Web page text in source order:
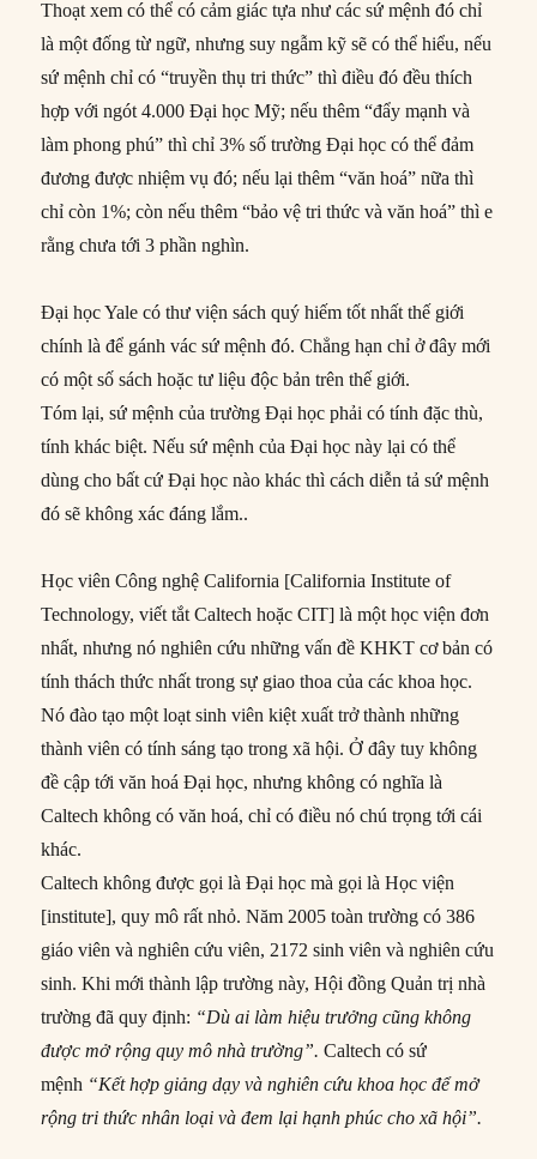
Thoạt xem có thể có cảm giác tựa như các sứ mệnh đó chỉ
là một đống từ ngữ, nhưng suy ngẫm kỹ sẽ có thể hiểu, nếu
sứ mệnh chỉ có “truyền thụ tri thức” thì điều đó đều thích
hợp với ngót 4.000 Đại học Mỹ; nếu thêm “đẩy mạnh và
làm phong phú” thì chỉ 3% số trường Đại học có thể đảm
đương được nhiệm vụ đó; nếu lại thêm “văn hoá” nữa thì
chỉ còn 1%; còn nếu thêm “bảo vệ tri thức và văn hoá” thì e
rằng chưa tới 3 phần nghìn.
Đại học Yale có thư viện sách quý hiếm tốt nhất thế giới
chính là để gánh vác sứ mệnh đó. Chẳng hạn chỉ ở đây mới
có một số sách hoặc tư liệu độc bản trên thế giới.
Tóm lại, sứ mệnh của trường Đại học phải có tính đặc thù,
tính khác biệt. Nếu sứ mệnh của Đại học này lại có thể
dùng cho bất cứ Đại học nào khác thì cách diễn tả sứ mệnh
đó sẽ không xác đáng lắm..
Học viên Công nghệ California [California Institute of
Technology, viết tắt Caltech hoặc CIT] là một học viện đơn
nhất, nhưng nó nghiên cứu những vấn đề KHKT cơ bản có
tính thách thức nhất trong sự giao thoa của các khoa học.
Nó đào tạo một loạt sinh viên kiệt xuất trở thành những
thành viên có tính sáng tạo trong xã hội. Ở đây tuy không
đề cập tới văn hoá Đại học, nhưng không có nghĩa là
Caltech không có văn hoá, chỉ có điều nó chú trọng tới cái
khác.
Caltech không được gọi là Đại học mà gọi là Học viện
[institute], quy mô rất nhỏ. Năm 2005 toàn trường có 386
giáo viên và nghiên cứu viên, 2172 sinh viên và nghiên cứu
sinh. Khi mới thành lập trường này, Hội đồng Quản trị nhà
trường đã quy định: “Dù ai làm hiệu trưởng cũng không
được mở rộng quy mô nhà trường”. Caltech có sứ
mệnh “Kết hợp giảng dạy và nghiên cứu khoa học để mở
rộng tri thức nhân loại và đem lại hạnh phúc cho xã hội”.